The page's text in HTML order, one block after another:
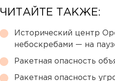
ЧИТАЙТЕ ТАКЖЕ:
Исторический центр
небоскребами — на
Ракетная опасность
Ракетная опасность